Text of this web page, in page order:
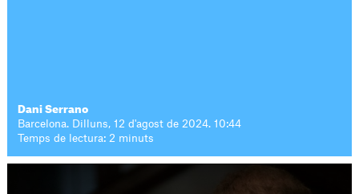
Dani Serrano
Barcelona. Dilluns, 12 d'agost de 2024. 10:44
Temps de lectura: 2 minuts